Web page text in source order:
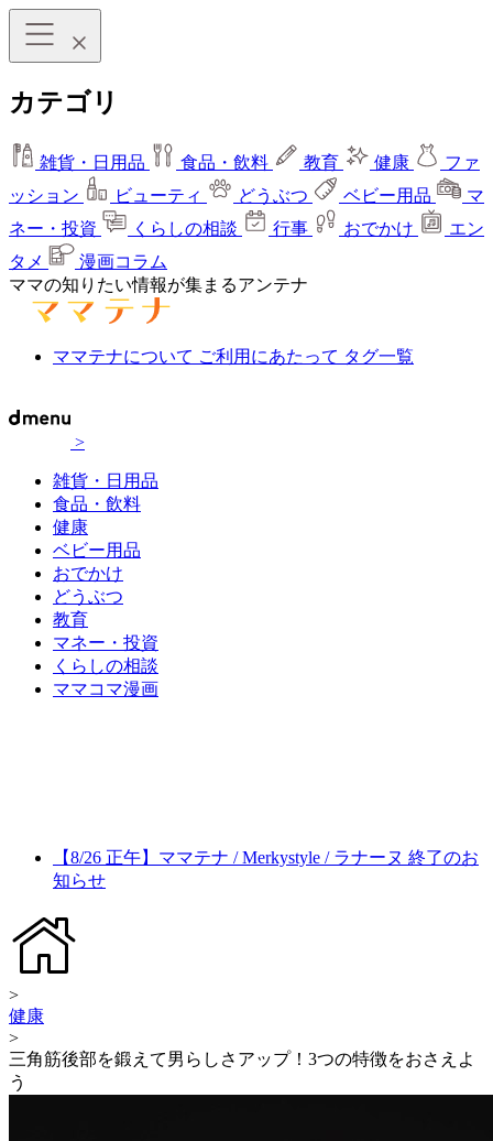
カテゴリ
雑貨・日用品 食品・飲料 教育 健康
ファ
ッション
ビューティ どうぶつ ベビー用品
マ
ネー・投資
くらしの相談 行事 おでかけ
エン
タメ
漫画コラム
ママの知りたい情報が集まるアンテナ
ママテナについて ご利用にあたって タグ一覧
>
雑貨・日用品
食品・飲料
健康
ベビー用品
おでかけ
どうぶつ
教育
マネー・投資
くらしの相談
ママコマ漫画
【8/26 正午】ママテナ / Merkystyle / ラナーヌ 終了のお
知らせ
>
健康
>
三角筋後部を鍛えて男らしさアップ！3つの特徴をおさえよ
う